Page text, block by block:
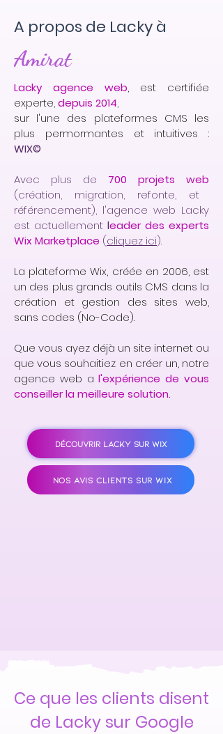
A propos de Lacky à
Amirat
Lacky agence web, est certifiée
experte,depuis 2014,
sur l'une des plateformes CMS les
plus permormantes et intuitives :
WIX©
Avec plus de
700 projets web
(création, migration, refonte, et
référencement), l'agence web Lacky
est actuellement leader des experts
Wix Marketplace (cliquez ici).
La plateforme Wix, créée en 2006, est
un des plus grands outils CMS dans la
création et gestion des sites web,
sans codes (No-Code).
Que vous ayez déjà un site internet ou
que vous souhaitiez en créer un, notre
agence web al'expérience de vous
conseiller la meilleure solution.
DÉCOUVRIR LACKY SUR WIX
NOS AVIS CLIENTS SUR WIX
Ce que les clients disent
de Lacky sur Google